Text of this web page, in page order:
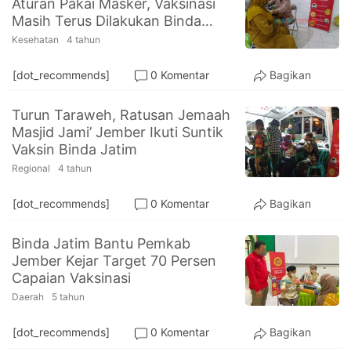
PT.
Balqis
Cyber
Media
Aturan Pakai Masker, Vaksinasi
Masih Terus Dilakukan Binda
Jatim
Kesehatan 4 tahun
[dot_recommends] 0 Komentar Bagikan
Turun Taraweh, Ratusan Jemaah
Masjid Jami’ Jember Ikuti Suntik
Vaksin Binda Jatim
Regional 4 tahun
[dot_recommends] 0 Komentar Bagikan
Binda Jatim Bantu Pemkab
Jember Kejar Target 70 Persen
Capaian Vaksinasi
Daerah 5 tahun
[dot_recommends] 0 Komentar Bagikan